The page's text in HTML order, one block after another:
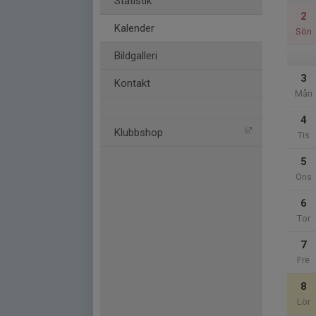
Kalender
Bildgalleri
Kontakt
Klubbshop
2
Sön
3
Mån
4
Tis
5
Ons
6
Tor
7
Fre
8
Lör